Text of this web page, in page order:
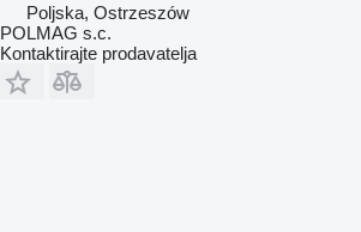
Poljska, Ostrzeszów
POLMAG s.c.
Kontaktirajte prodavatelja